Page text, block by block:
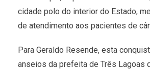
cidade polo do interior do Estado,
de atendimento aos pacientes de
Para Geraldo Resende, esta
anseios da prefeita de Três Lagoas